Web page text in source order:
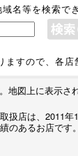
名等を検索で
ますので、各
地図上に表示
扱店は、2011
のあるお店です